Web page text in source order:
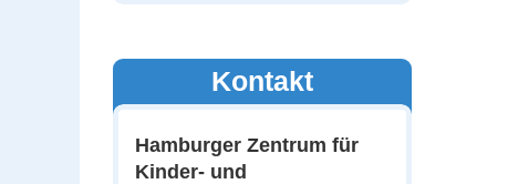
Kontakt
Hamburger Zentrum für
Kinder- und